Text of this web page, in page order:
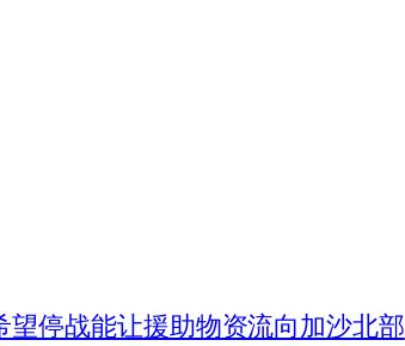
望停战能让援助物资流向加沙北部